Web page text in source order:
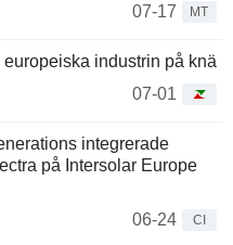
07-17
MT
industrin på knä
07-01
integrerade
på Intersolar Europe
06-24
CI